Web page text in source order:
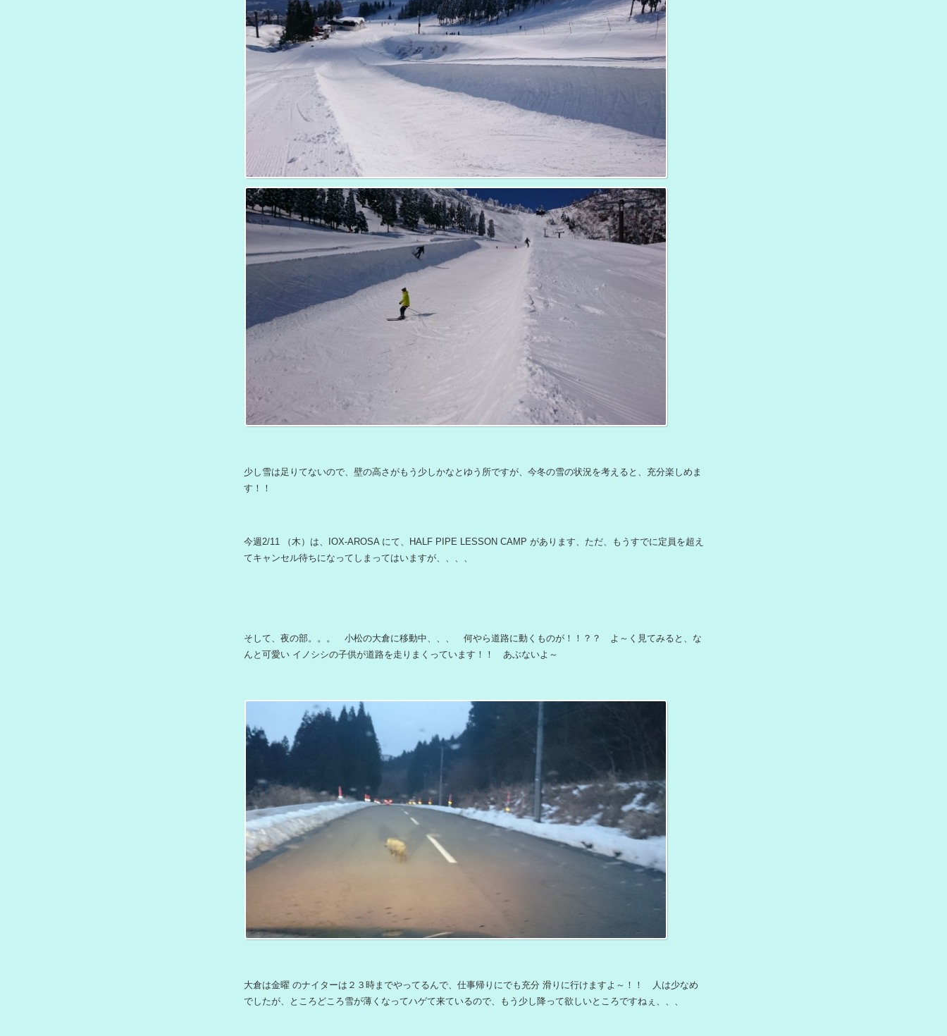
少し雪は足りてないので、壁の高さがもう少しかなとゆう所ですが、今冬の雪の状況を考えると、充分楽しめま
す！！
今週2/11 （木）は、IOX-AROSA にて、HALF PIPE LESSON CAMP があります、ただ、もうすでに定員を超え
てキャンセル待ちになってしまってはいますが、、、、
そして、夜の部。。。 小松の大倉に移動中、、、 何やら道路に動くものが！！？？ よ～く見てみると、な
んと可愛い イノシシの子供が道路を走りまくっています！！ あぶないよ～
大倉は金曜 のナイターは２３時までやってるんで、仕事帰りにでも充分 滑りに行けますよ～！！ 人は少なめ
でしたが、ところどころ雪が薄くなってハゲて来ているので、もう少し降って欲しいところですねぇ、、、